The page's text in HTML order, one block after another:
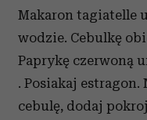
Makaron tagiatelle
wodzie. Cebulkę
Paprykę czerwoną
. Posiakaj
cebulę, dodaj